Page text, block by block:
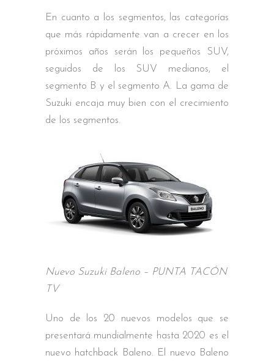
En cuanto a los segmentos, las categorías
que más rápidamente van a crecer en los
próximos años serán los pequeños SUV,
seguidos de los SUV medianos, el
segmento B y el segmento A. La gama de
Suzuki encaja muy bien con el crecimiento
de los segmentos.
Nuevo Suzuki Baleno – PUNTA TACÓN
TV
Uno de los 20 nuevos modelos que se
presentará mundialmente hasta 2020 es el
nuevo hatchback Baleno. El nuevo Baleno